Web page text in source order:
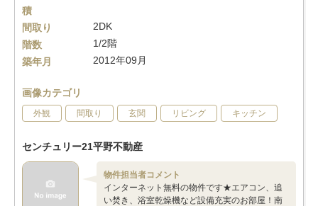
積
間取り
2DK
階数
1/2階
築年月
2012年09月
画像カテゴリ
外観 間取り 玄関 リビング キッチン
センチュリー21平野不動産
物件担当者コメント
インターネット無料の物件です★エアコン、追
い焚き、浴室乾燥機など設備充実のお部屋！南